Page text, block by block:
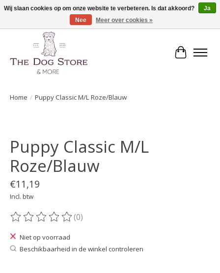
De speciaalzaak in hondenartikelen en meer!
Home / Puppy Classic M/L Roze/Blauw
Puppy Classic M/L
Roze/Blauw
€11,19
Incl. btw
De beoordeling van dit product is
(0)
Niet op voorraad
Beschikbaarheid in de winkel controleren
Wij slaan cookies op om onze website te verbeteren. Is dat akkoord?
Ja
Nee
Meer over cookies »